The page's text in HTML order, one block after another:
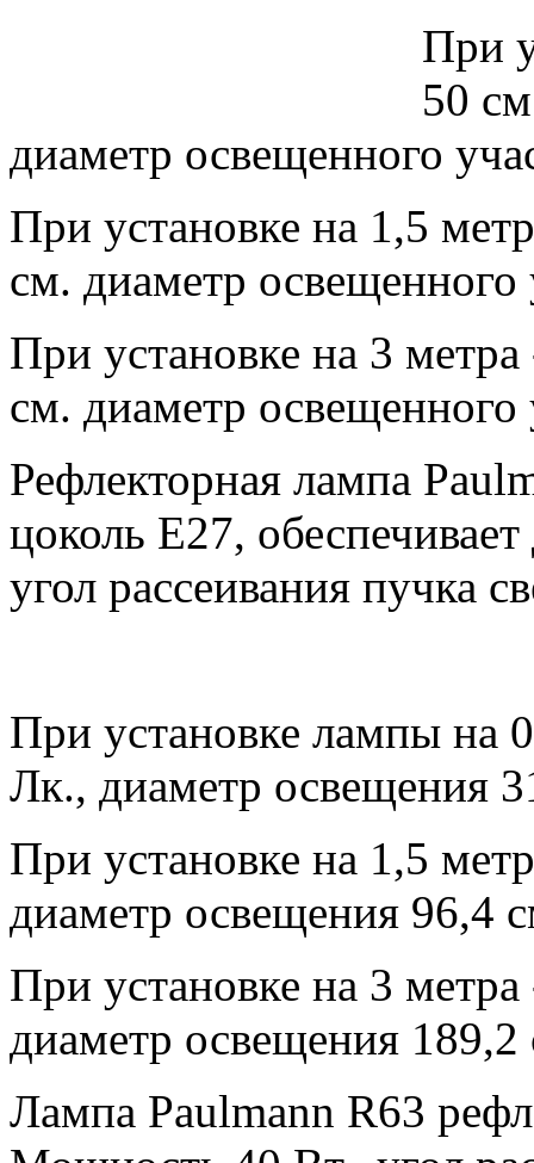
При
50
диаметр освещенного
При установке на 1,5
см. диаметр освещенного
При установке на 3
см. диаметр освещенного
Рефлекторная лампа
цоколь Е27,
угол рассеивания пучка
При установке лампы на
Лк., диаметр освещения
При установке на 1,5
диаметр освещения 96,4
При установке на 3
диаметр освещения 189,2
Лампа Paulmann R63